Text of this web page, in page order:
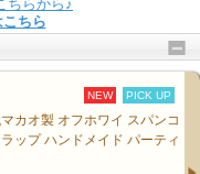
ちら
NEW PICK UP
カオ製 オフホワイ スパンコ
ップ ハンドメイド パーティ